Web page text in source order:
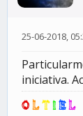
25-06-2018,
iniciativa.
OLTIEL